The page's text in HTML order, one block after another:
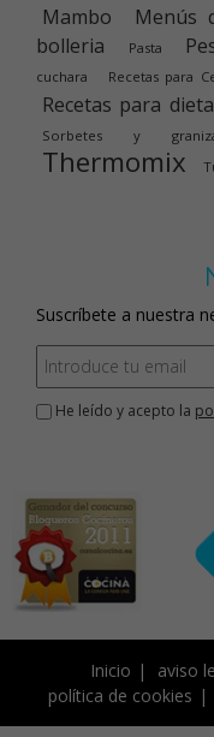
Mambo Menús
bolleria
Pasta
cuchara
Recetas para
Recetas para dieta
Sorbetes y
Thermomix
Suscríbete a nuestra
He leído y acepto la
Inicio aviso
política de cookies